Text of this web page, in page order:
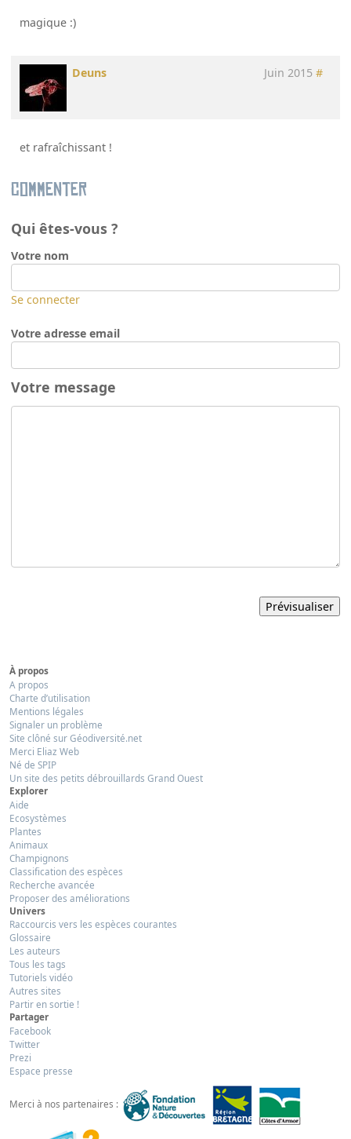
magique :)
Deuns Juin 2015 #
et rafraîchissant !
Commenter
Qui êtes-vous ?
Votre nom
Se connecter
Votre adresse email
Votre message
À propos
A propos
Charte d’utilisation
Mentions légales
Signaler un problème
Site clôné sur Géodiversité.net
Merci Eliaz Web
Né de SPIP
Un site des petits débrouillards Grand Ouest
Explorer
Aide
Ecosystèmes
Plantes
Animaux
Champignons
Classification des espèces
Recherche avancée
Proposer des améliorations
Univers
Raccourcis vers les espèces courantes
Glossaire
Les auteurs
Tous les tags
Tutoriels vidéo
Autres sites
Partir en sortie !
Partager
Facebook
Twitter
Prezi
Espace presse
Merci à nos partenaires :